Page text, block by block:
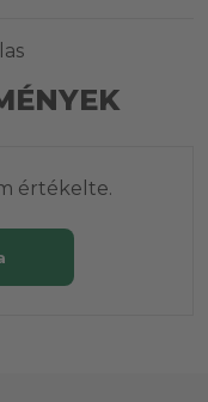
értékelte.